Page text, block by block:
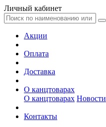
Личный кабинет
Акции
Оплата
Доставка
О канцтоварах
О канцтоварах Новости
Контакты